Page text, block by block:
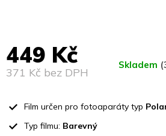
449 Kč
371 Kč bez DPH
cena:
Skladem
Film určen pro fotoaparáty typ
Typ filmu: Barevný